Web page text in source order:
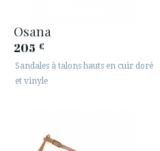
Osana
205 €
Sandales à talons hauts en cuir doré
et vinyle